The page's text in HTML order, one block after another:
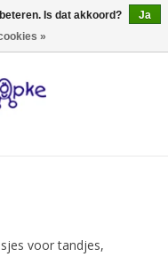
0 Artikelen - €0,00
voor tandjes,
Is dat akkoord?
Ja
»